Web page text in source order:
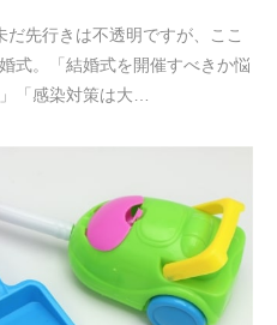
先行きは不透明ですが、ここ
式。「結婚式を開催すべきか悩
「感染対策は大…